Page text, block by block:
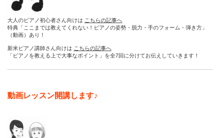
大人のピアノ初心者さん向けは こちらの記事へ
特典「ここまでは教えてくれない！ピアノの姿勢・脱力・手のフォーム・弾き方」
（動画）あり！
新米ピアノ講師さん向けは こちらの記事へ
「ピアノを教える上で大事なポイント」を全7回に分けてお伝えしていきます！
動画レッスン開講します♪